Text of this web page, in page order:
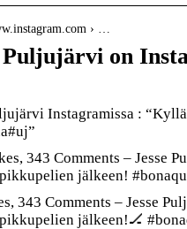
› …
Puljujärvi on
Instagramissa :
343 Comments – Jesse
jälkeen!
343 Comments – Jesse
jälkeen!🏒